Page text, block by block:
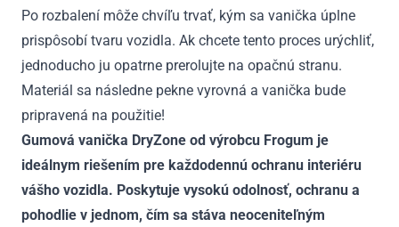
Po rozbalení môže chvíľu trvať, kým sa vanička úplne
prispôsobí tvaru vozidla. Ak chcete tento proces urýchliť,
jednoducho ju opatrne prerolujte na opačnú stranu.
Materiál sa následne pekne vyrovná a vanička bude
pripravená na použitie!
Gumová vanička DryZone od výrobcu Frogum je
ideálnym riešením pre každodennú ochranu interiéru
vášho vozidla. Poskytuje vysokú odolnosť, ochranu a
pohodlie v jednom, čím sa stáva neoceniteľným